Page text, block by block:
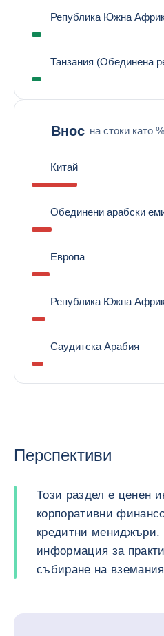
Република Южна
Танзания (Обединена
Внос на стоки като
Китай
Обединени арабски
Европа
Република Южна
Саудитска Арабия
Перспективи
Този раздел е ценен
корпоративни
кредитни мениджъри.
информация за
събиране на